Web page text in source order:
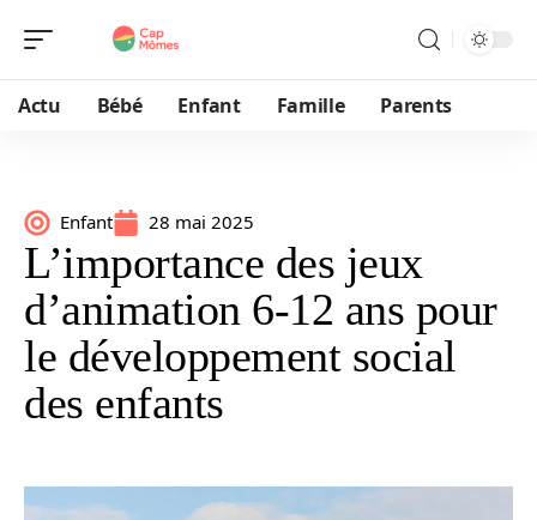
Actu Bébé Enfant Famille Parents
Enfant 28 mai 2025
L’importance des jeux
d’animation 6-12 ans pour
le développement social
des enfants